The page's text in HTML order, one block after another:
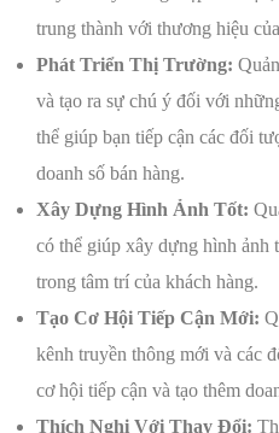
trung thành với thương hiệu
Phát Triển Thị Trường:
và tạo ra sự chú ý đối với
thể giúp bạn tiếp cận các đối
doanh số bán hàng.
Xây Dựng Hình Ảnh Tốt:
có thể giúp xây dựng hình ảnh
trong tâm trí của khách hàng.
Tạo Cơ Hội Tiếp Cận Mới:
kênh truyền thông mới và các
cơ hội tiếp cận và tạo thêm
Thích Nghi Với Thay Đổi: